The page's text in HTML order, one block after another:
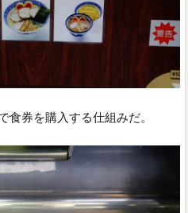
食券を購入する仕組みだ。